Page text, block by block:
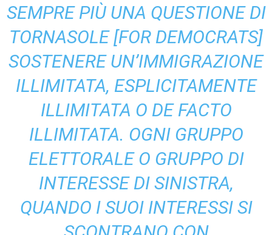
SEMPRE PIÙ UNA QUESTIONE DI
TORNASOLE [FOR DEMOCRATS]
SOSTENERE UN’IMMIGRAZIONE
ILLIMITATA, ESPLICITAMENTE
ILLIMITATA O DE FACTO
ILLIMITATA. OGNI GRUPPO
ELETTORALE O GRUPPO DI
INTERESSE DI SINISTRA,
QUANDO I SUOI INTERESSI SI